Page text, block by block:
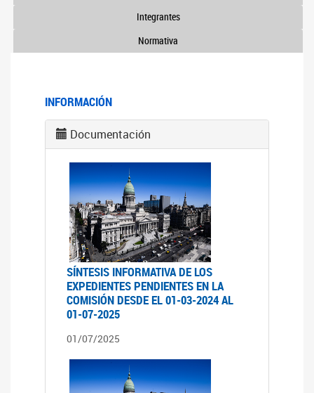
Integrantes
Normativa
INFORMACIÓN
Documentación
SÍNTESIS INFORMATIVA DE LOS
EXPEDIENTES PENDIENTES EN LA
COMISIÓN DESDE EL 01-03-2024 AL
01-07-2025
01/07/2025